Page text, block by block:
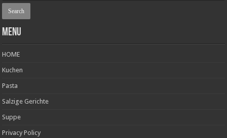
Menu
HOME
Kuchen
Pasta
Salzige Gerichte
Suppe
Privacy Policy